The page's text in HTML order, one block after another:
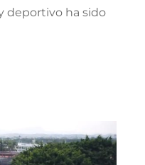
deportivo ha sido